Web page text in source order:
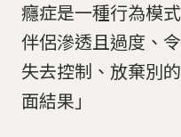
癮症是一種行為模
伴侶滲透且過度、
失去控制、放棄別
面結果」